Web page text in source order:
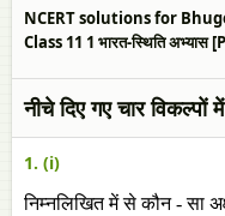
NCERT solutions for
Class 11 1 भारत-स्थिति अभ्यास
नीचे दिए गए चार
1. (i)
निम्नलिखित में से कौन - सा